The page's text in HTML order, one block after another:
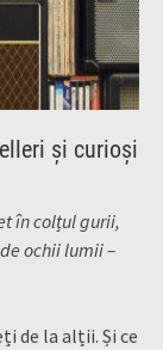
și curioși
în colțul gurii,
ochii lumii –
de la alții. Și ce